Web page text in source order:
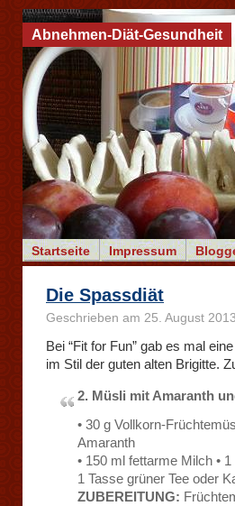
Startseite Impressum
Abnehmen-Diät-Gesundheit
Die Spassdiät
Geschrieben am 25. August
Bei “Fit for Fun” gab es mal
im Stil der guten alten Brigitte.
2. Müsli mit Amaranth
• 30 g Vollkorn-
Amaranth
• 150 ml fettarme Milch •
1 Tasse grüner Tee oder
ZUBEREITUNG: